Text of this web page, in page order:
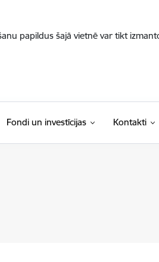
papildus šajā vietnē var tikt
Fondi un investīcijas Kontakti